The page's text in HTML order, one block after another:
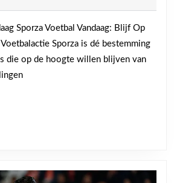
Vandaag
op
Sporza
Sporza Voetbal Vandaag: Blijf Op
Sporza is dé bestemming
die op de hoogte willen blijven van